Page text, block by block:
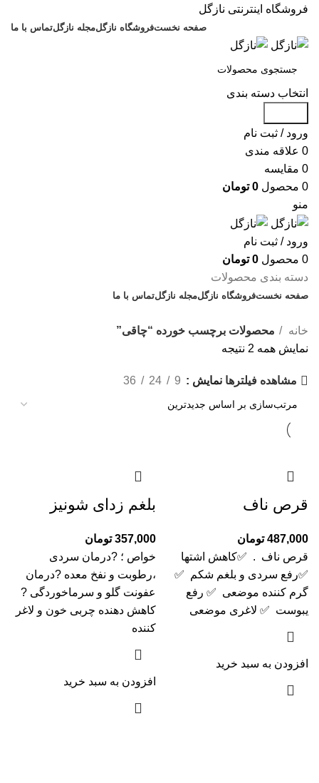
فروشگاه اینترنتی نازگل
صفحه نخستفروشگاه نازگلمجله نازگلتماس با ما
انتخاب دسته بندی
ورود / ثبت نام
0 علاقه مندی
0 مقایسه
0 محصول 0 تومان
منو
ورود / ثبت نام
0 محصول 0 تومان
دسته بندی محصولات
صفحه نخستفروشگاه نازگلمجله نازگلتماس با ما
خانه
محصولات برچسب خورده “چاقی”
نمایش همه 2 نتیجه
مشاهده فیلترها نمایش 9
24
36
قرص ناف
487,000 تومان
قرص ناف . ✅کاهش اشتها
✅رفع سردی و بلغم شکم ✅
گرم کننده موضعی ✅ رفع
یبوست ✅ لاغری موضعی
افزودن به سبد خرید
بلغم زدای شونیز
357,000 تومان
خواص ؛ ?درمان سردی
،رطوبت و نفخ معده ?درمان
عفونت گلو و سرماخوردگی ?
کاهش دهنده چربی خون و لاغر
کننده
افزودن به سبد خرید